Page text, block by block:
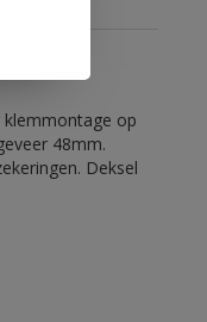
op
48mm.
Deksel